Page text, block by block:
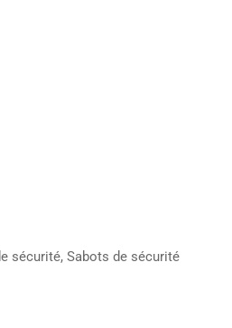
sécurité, Sabots de sécurité